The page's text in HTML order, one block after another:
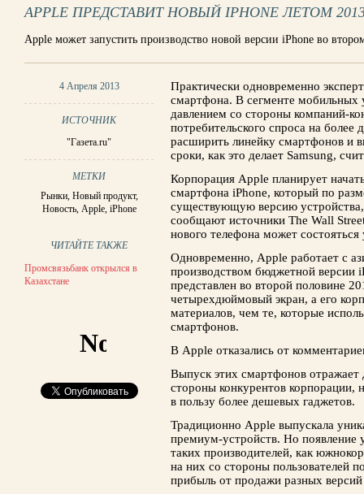
APPLE ПРЕДСТАВИТ НОВЫЙ IPHONE ЛЕТОМ
Apple может запустить производство новой версии iPhone во
4 Апреля 2013
ИСТОЧНИК
"Газета.ru"
МЕТКИ
Рынки, Новый продукт,
Новость, Apple, iPhone
ЧИТАЙТЕ ТАКЖЕ
Промсвязьбанк открылся в
Казахстане
Практически одновременно
смартфона. В сегменте мобильных
давлением со стороны компаний-
потребительского спроса на
расширить линейку смартфонов и
сроки, как это делает Samsung,
Корпорация Apple планирует
смартфона iPhone, который по
существующую версию
сообщают источники The Wall
нового телефона может
Одновременно, Apple работает с
производством бюджетной версии
представлен во второй половине
четырехдюймовый экран, а его
материалов, чем те, которые
смартфонов.
В Apple отказались от
Выпуск этих смартфонов отражает
стороны конкурентов корпорации,
в пользу более дешевых гаджетов.
Традиционно Apple выпускала
премиум-устройств. Но появление
таких производителей, как
на них со стороны пользователей
прибыль от продажи разных версий